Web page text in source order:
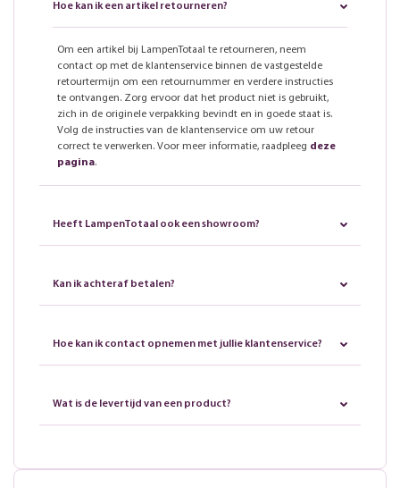
Hoe kan ik een artikel retourneren?
Om een artikel bij LampenTotaal te retourneren, neem
contact op met de klantenservice binnen de vastgestelde
retourtermijn om een retournummer en verdere instructies
te ontvangen. Zorg ervoor dat het product niet is gebruikt,
zich in de originele verpakking bevindt en in goede staat is.
Volg de instructies van de klantenservice om uw retour
correct te verwerken. Voor meer informatie, raadpleeg deze
pagina.
Heeft LampenTotaal ook een showroom?
Kan ik achteraf betalen?
Hoe kan ik contact opnemen met jullie klantenservice?
Wat is de levertijd van een product?